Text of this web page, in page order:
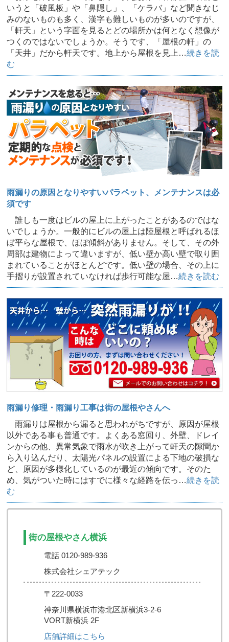
いうと「破風板」や「鼻隠し」、「ケラバ」など聞きなじ
みのないものも多く、漢字も難しいものが多いのですが、
「軒天」という字面を見るとどの場所かは何となく想像が
つくのではないでしょうか。そうです、「屋根の軒」の
「天井」だから軒天です。地上から屋根を見上…続きを読
む
雨漏りの原因となりやすいパラペット、メンテナンスは必
須です
誰しも一度はビルの屋上に上がったことがあるのではな
いでしょうか。一般的にビルの屋上は陸屋根と呼ばれるほ
ぼ平らな屋根で、ほぼ傾斜がありません。そして、その外
周部は建物によって違いますが、低い壁か高い壁で取り囲
まれていることがほとんどです。低い壁の場合、その上に
手摺りが設置されていなければ歩行可能な屋…続きを読む
雨漏り修理・雨漏り工事は街の屋根やさんへ
雨漏りは屋根から漏ると思われがちですが、原因が屋根
以外である事も普通です。よくある窓回り、外壁、ドレイ
ンからの他、異常気象で雨水が吹き上がって軒天の隙間か
ら入り込んだり、太陽光パネルの設置による下地の破損な
ど、原因が多様化しているのが最近の傾向です。そのた
め、気がついた時にはすでに様々な経路を伝っ…続きを読
む
街の屋根やさん横浜
電話 0120-989-936
株式会社シェアテック
〒222-0033
神奈川県横浜市港北区新横浜3-2-6
VORT新横浜 2F
店舗詳細はこちら